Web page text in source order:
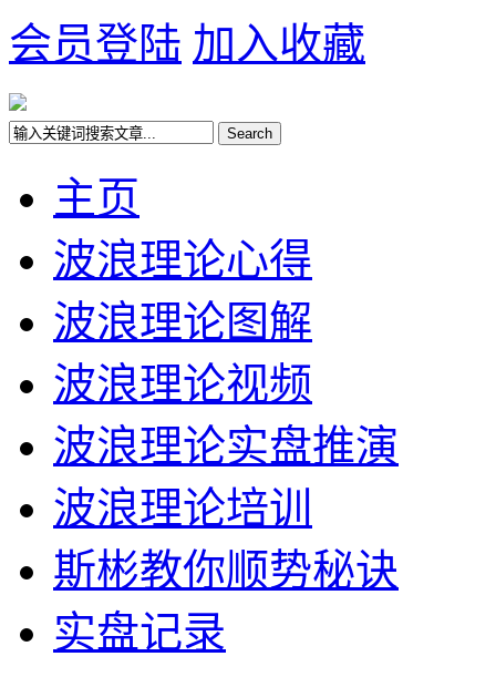
会员登陆 加入收藏
主页
波浪理论心得
波浪理论图解
波浪理论视频
波浪理论实盘推演
波浪理论培训
斯彬教你顺势秘诀
实盘记录